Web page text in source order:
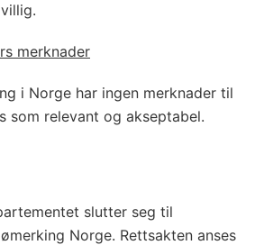
merknader
i Norge har ingen merknader til
som relevant og akseptabel.
slutter seg til
Norge. Rettsakten anses